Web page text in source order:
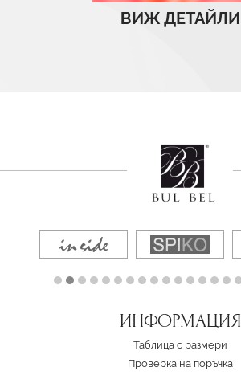
ВИЖ ДЕТАЙЛИ
ИНФОРМАЦИЯ
Таблица с размери
Проверка на поръчка